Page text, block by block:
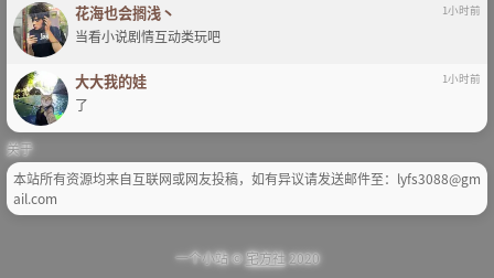
花海也会搁浅丶 1小时前
当看小说剧情互动类玩吧
大大我的娃 1小时前
了
关于
本站所有资源均来自互联网或网友投稿，如有异议请发送邮件至：lyfs3088@gm
ail.com
一个小站 ©宅方社2020